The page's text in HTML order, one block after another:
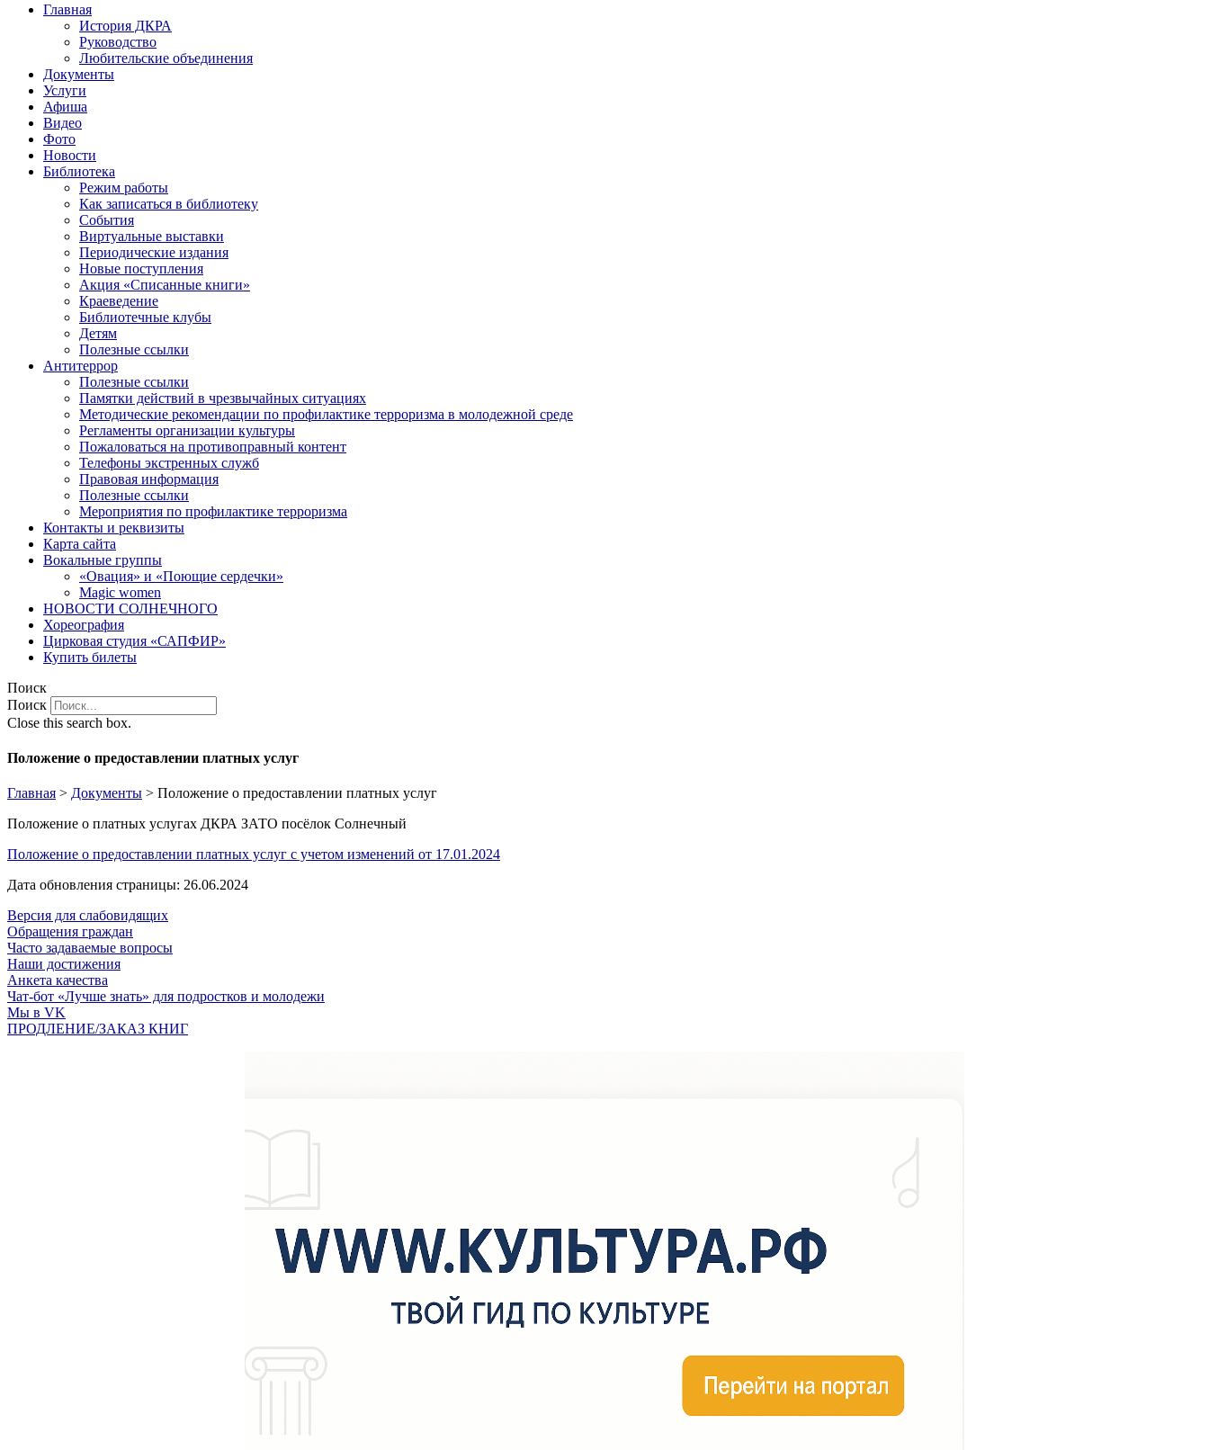
Главная
История ДКРА
Руководство
Любительские объединения
Документы
Услуги
Афиша
Видео
Фото
Новости
Библиотека
Режим работы
Как записаться в библиотеку
События
Виртуальные выставки
Периодические издания
Новые поступления
Акция «Списанные книги»
Краеведение
Библиотечные клубы
Детям
Полезные ссылки
Антитеррор
Полезные ссылки
Памятки действий в чрезвычайных ситуациях
Методические рекомендации по профилактике терроризма в молодежной среде
Регламенты организации культуры
Пожаловаться на противоправный контент
Телефоны экстренных служб
Правовая информация
Полезные ссылки
Мероприятия по профилактике терроризма
Контакты и реквизиты
Карта сайта
Вокальные группы
«Овация» и «Поющие сердечки»
Magic women
НОВОСТИ СОЛНЕЧНОГО
Хореография
Цирковая студия «САПФИР»
Купить билеты
Поиск
Поиск
Close this search box.
Положение о предоставлении платных услуг
Главная > Документы > Положение о предоставлении платных услуг
Положение о платных услугах ДКРА ЗАТО посёлок Солнечный
Положение о предоставлении платных услуг с учетом изменений от 17.01.2024
Дата обновления страницы: 26.06.2024
Версия для слабовидящих
Обращения граждан
Часто задаваемые вопросы
Наши достижения
Анкета качества
Чат-бот «Лучше знать» для подростков и молодежи
Мы в VK
ПРОДЛЕНИЕ/ЗАКАЗ КНИГ